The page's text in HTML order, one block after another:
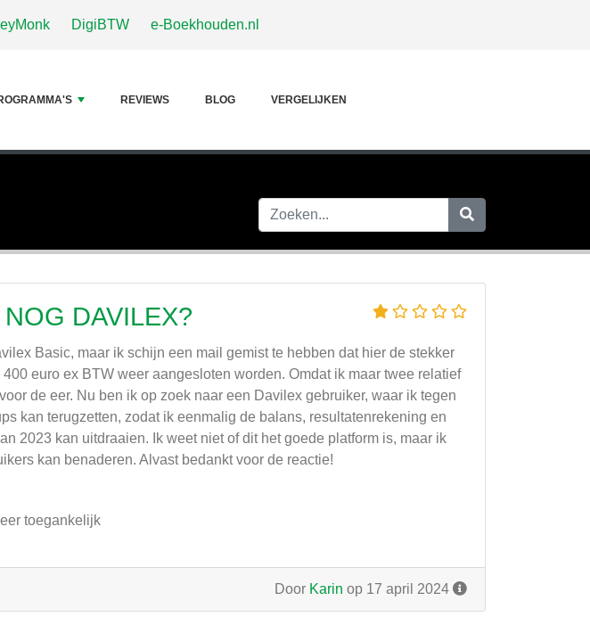
DigiBTW e-Boekhouden.nl
REVIEWS BLOG VERGELIJKEN
DAVILEX?
Basic, maar ik schijn een mail gemist te hebben dat hier de stekker
euro ex BTW weer aangesloten worden. Omdat ik maar twee relatief
de eer. Nu ben ik op zoek naar een Davilex gebruiker, waar ik tegen
kan terugzetten, zodat ik eenmalig de balans, resultatenrekening en
2023 kan uitdraaien. Ik weet niet of dit het goede platform is, maar ik
kan benaderen. Alvast bedankt voor de reactie!
toegankelijk
Door Karin op 17 april 2024